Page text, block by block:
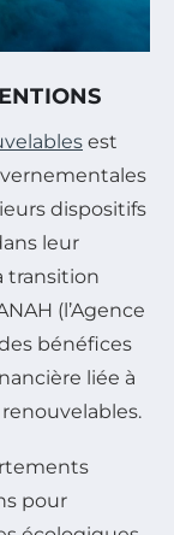
est
dispositifs
leur
transition
(l’Agence
bénéfices
liée à
pour